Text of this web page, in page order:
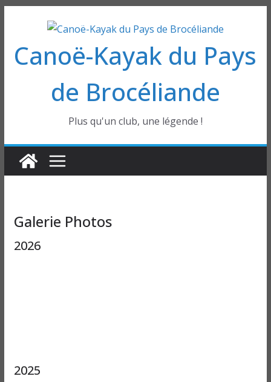
contenu
Canoë-Kayak du Pays
de Brocéliande
Plus qu'un club, une légende !
Galerie Photos
2026
2025